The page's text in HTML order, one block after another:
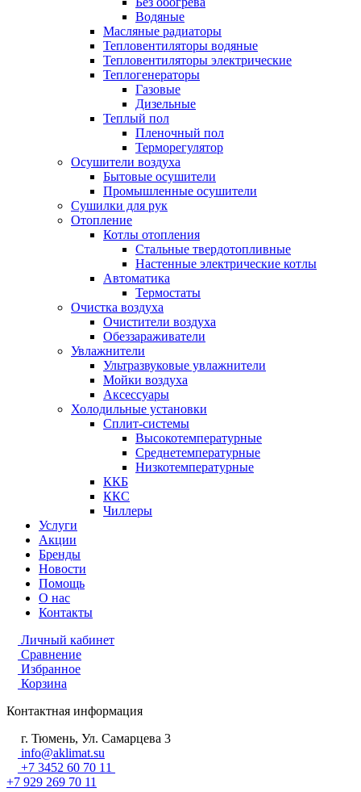
Водяные
Масляные радиаторы
Тепловентиляторы водяные
Тепловентиляторы электрические
Теплогенераторы
Газовые
Дизельные
Теплый пол
Пленочный пол
Терморегулятор
Осушители воздуха
Бытовые осушители
Промышленные осушители
Сушилки для рук
Отопление
Котлы отопления
Стальные твердотопливные
Настенные электрические котлы
Автоматика
Термостаты
Очистка воздуха
Очистители воздуха
Обеззараживатели
Увлажнители
Ультразвуковые увлажнители
Мойки воздуха
Аксессуары
Холодильные установки
Сплит-системы
Высокотемпературные
Среднетемпературные
Низкотемпературные
ККБ
ККС
Чиллеры
Услуги
Акции
Бренды
Новости
Помощь
О нас
Контакты
Личный кабинет
Сравнение
Избранное
Корзина
Контактная информация
г. Тюмень, Ул. Самарцева 3
info@aklimat.su
+7 3452 60 70 11
+7 929 269 70 11